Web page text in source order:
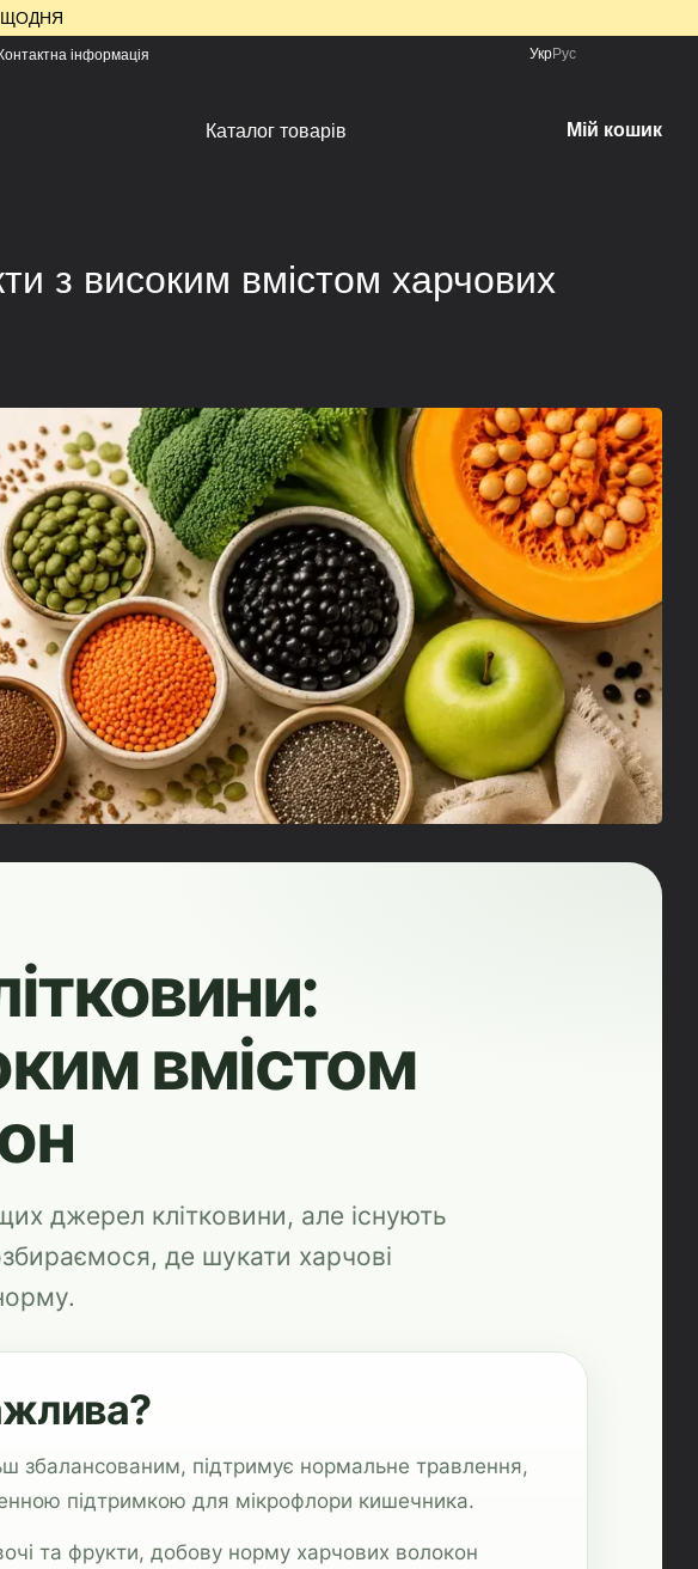
ЩОДНЯ
Контактна інформація УкрРус
Каталог товарів Мій кошик
з високим вмістом харчових
вмістом
джерел клітковини, але існують
де шукати харчові
збалансованим, підтримує нормальне травлення,
підтримкою для мікрофлори кишечника.
та фрукти, добову норму харчових волокон